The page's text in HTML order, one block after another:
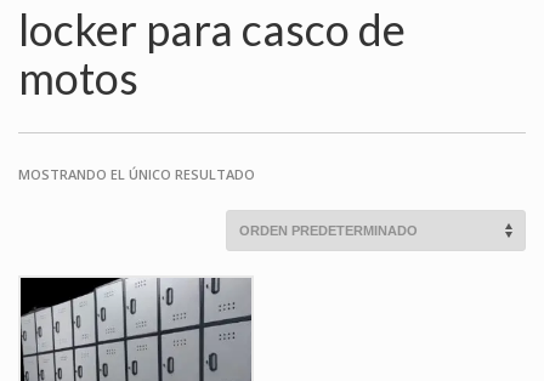
locker para casco de
motos
MOSTRANDO EL ÚNICO RESULTADO